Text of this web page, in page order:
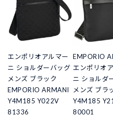
エンポリオアルマー
ニ ショルダーバッグ
メンズ ブラック
EMPORIO ARMANI
Y4M185 Y022V
81336
EMPORIO
エンポリオ
ニ ショルダ
メンズ ブラ
Y4M185
80001